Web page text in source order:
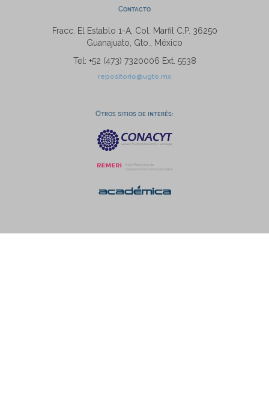
Contacto
Fracc. El Establo 1-A, Col. Marfil C.P. 36250
Guanajuato, Gto., México
Tel: +52 (473) 7320006 Ext. 5538
repositorio@ugto.mx
Otros sitios de interés: